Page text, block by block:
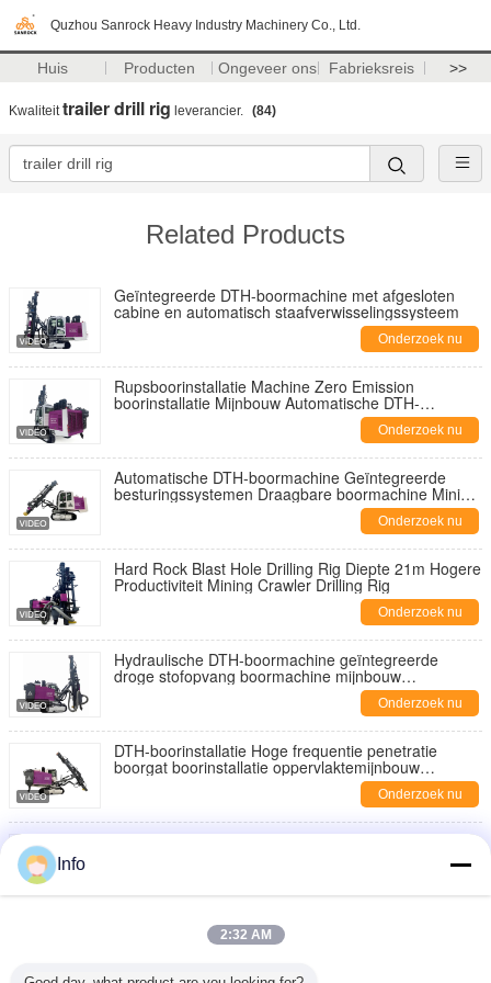
Quzhou Sanrock Heavy Industry Machinery Co., Ltd.
Huis Producten Ongeveer ons Fabrieksreis >>
Kwaliteittrailer drill rig leverancier. (84)
Related Products
Geïntegreerde DTH-boormachine met afgesloten
cabine en automatisch staafverwisselingssysteem
Onderzoek nu
Rupsboorinstallatie Machine Zero Emission
boorinstallatie Mijnbouw Automatische DTH-
Onderzoek nu
Automatische DTH-boormachine Geïntegreerde
besturingssystemen Draagbare boormachine Mining
Onderzoek nu
Hard Rock Blast Hole Drilling Rig Diepte 21m Hogere
Productiviteit Mining Crawler Drilling Rig
Onderzoek nu
Hydraulische DTH-boormachine geïntegreerde
droge stofopvang boormachine mijnbouw
Onderzoek nu
DTH-boorinstallatie Hoge frequentie penetratie
boorgat boorinstallatie oppervlaktemijnbouw
Onderzoek nu
Compact cabine ontwerp Crawler boormachine High
Mijnbouwboormachine Automatische boormachine
voor het vervangen van staven Dieselmotor
Info
2:32 AM